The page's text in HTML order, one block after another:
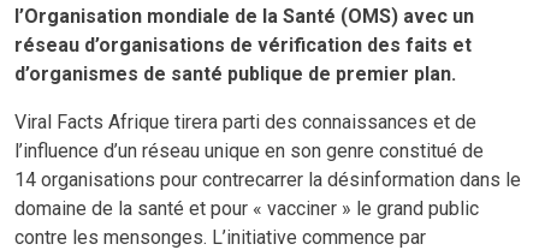
l’Organisation mondiale de la Santé (OMS) avec un
réseau d’organisations de vérification des faits et
d’organismes de santé publique de premier plan.
Viral Facts Afrique tirera parti des connaissances et de
l’influence d’un réseau unique en son genre constitué de
14 organisations pour contrecarrer la désinformation dans le
domaine de la santé et pour « vacciner » le grand public
contre les mensonges. L’initiative commence par